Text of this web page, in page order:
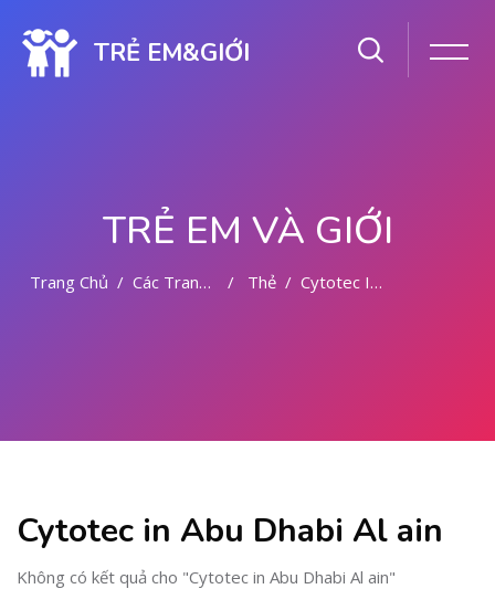
TRẺ EM&GIỚI
TRẺ EM VÀ GIỚI
Trang Chủ Các Trang Của Hệ Thống Thẻ Cytotec In Abu Dhabi Al Ain
Cytotec in Abu Dhabi Al ain
Không có kết quả cho "Cytotec in Abu Dhabi Al ain"